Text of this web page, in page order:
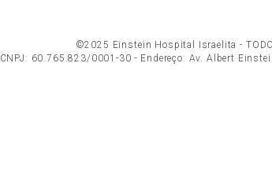
©2025 Einstein Hospital Israelita -
CNPJ: 60.765.823/0001-30 - Endereço: Av. Albert